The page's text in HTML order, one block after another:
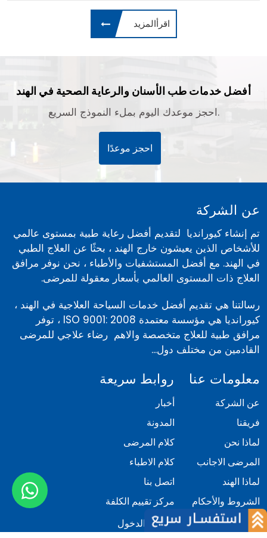
اقرأالمزيد
أفضل خدمات طب الأسنان والرعاية الصحية في الهند
احجز موعدك اليوم بملء النموذج السريع.
احجز موعدًا
عن الشركة
تم إنشاء كيورانديا لتقديم أفضل رعاية طبية بمستوى عالمي
للأشخاص الذين يعيشون خارج الهند ، بحثًا عن العلاج الطبي
في الهند. مع أفضل المستشفيات والأطباء ، نحن نوفر مرافق
العلاج ذات المستوى العالمي بأسعار معقولة للمرضى.
رسالتنا هي تقديم أفضل خدمات السياحة العلاجية في الهند ،
كيورانديا هي مؤسسة معتمدة ISO 9001: 2008 ، توفر
مرافق طبية للعلاج متخصصة والاهم رضاء علاجي للمرضى
القادمين من مختلف دول...
معلومات عنا
عن الشركة
فريقنا
لماذا نحن
المرضى الاجانب
لماذا الهند
الشروط والأحكام
السياسة
روابط سريعة
أخبار
المدونة
كلام المرضى
كلام الاطباء
اتصل بنا
مركز تقييم الكلفة
تسجيل الدخول